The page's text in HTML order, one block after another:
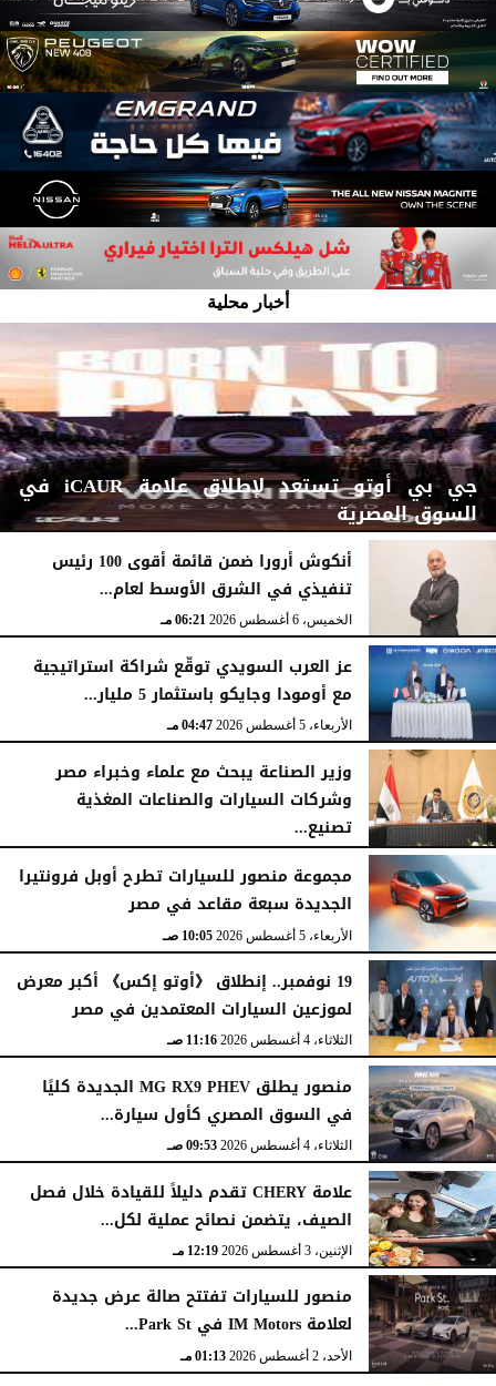
أخبار محلية
جي بي أوتو تستعد لإطلاق علامة iCAUR في
السوق المصرية
الجمعة، 7 أغسطس 2026 12:17 صـ
أنكوش أرورا ضمن قائمة أقوى 100 رئيس
تنفيذي في الشرق الأوسط لعام...
الخميس، 6 أغسطس 2026 06:21 مـ
عز العرب السويدي توقّع شراكة استراتيجية
مع أومودا وجايكو باستثمار 5 مليار...
الأربعاء، 5 أغسطس 2026 04:47 مـ
وزير الصناعة يبحث مع علماء وخبراء مصر
وشركات السيارات والصناعات المغذية
تصنيع...
الأربعاء، 5 أغسطس 2026
مجموعة منصور للسيارات تطرح أوبل فرونتيرا
الجديدة سبعة مقاعد في مصر
الأربعاء، 5 أغسطس 2026 10:05 صـ
19 نوفمبر.. إنطلاق 《أوتو إكس》 أكبر معرض
لموزعين السيارات المعتمدين في مصر
الثلاثاء، 4 أغسطس 2026 11:16 صـ
منصور يطلق MG RX9 PHEV الجديدة كليًا
في السوق المصري كأول سيارة...
الثلاثاء، 4 أغسطس 2026 09:53 صـ
علامة CHERY تقدم دليلاً للقيادة خلال فصل
الصيف، يتضمن نصائح عملية لكل...
الإثنين، 3 أغسطس 2026 12:19 مـ
منصور للسيارات تفتتح صالة عرض جديدة
لعلامة IM Motors في Park St...
الأحد، 2 أغسطس 2026 01:13 مـ